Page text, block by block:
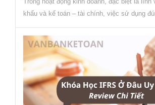
khẩu và kế toán – tài chính, việc sử dụng